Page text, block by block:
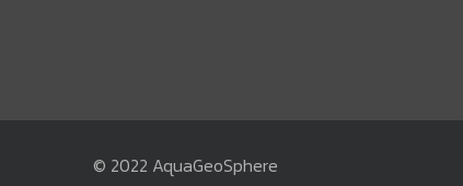
© 2022 AquaGeoSphere